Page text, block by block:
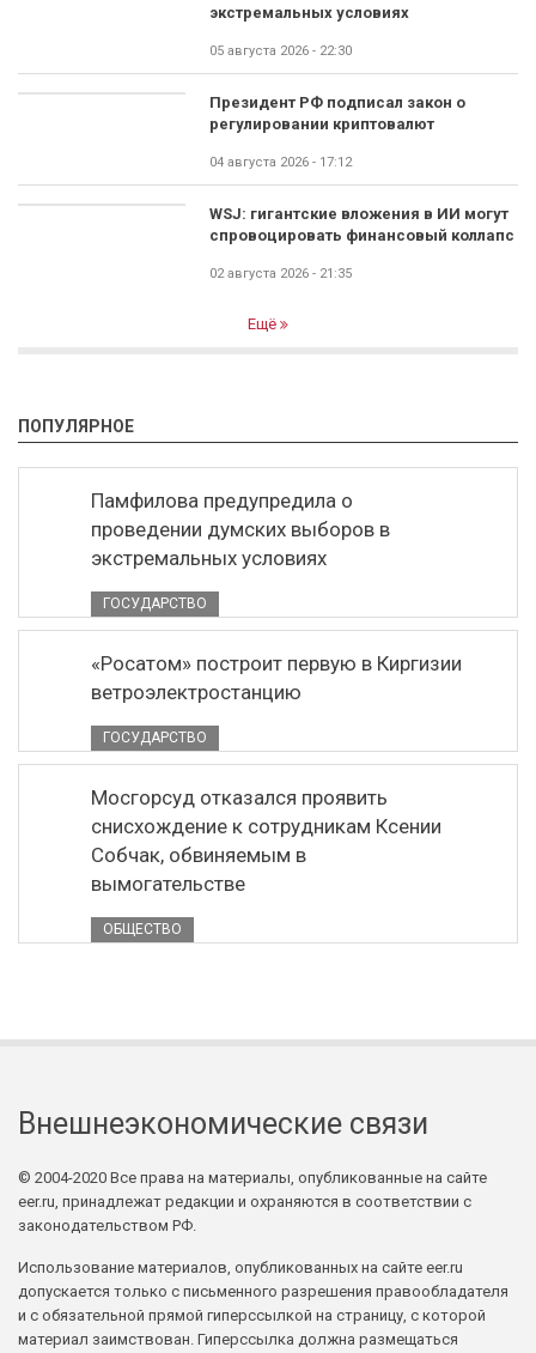
экстремальных условиях
05 августа 2026 - 22:30
Президент РФ подписал закон о
регулировании криптовалют
04 августа 2026 - 17:12
WSJ: гигантские вложения в ИИ могут
спровоцировать финансовый коллапс
02 августа 2026 - 21:35
Ещё
ПОПУЛЯРНОЕ
Памфилова предупредила о
проведении думских выборов в
экстремальных условиях
ГОСУДАРСТВО
«Росатом» построит первую в Киргизии
ветроэлектростанцию
ГОСУДАРСТВО
Мосгорсуд отказался проявить
снисхождение к сотрудникам Ксении
Собчак, обвиняемым в
вымогательстве
ОБЩЕСТВО
Внешнеэкономические связи
© 2004-2020 Все права на материалы, опубликованные на сайте
eer.ru, принадлежат редакции и охраняются в соответствии с
законодательством РФ.
Использование материалов, опубликованных на сайте eer.ru
допускается только с письменного разрешения правообладателя
и с обязательной прямой гиперссылкой на страницу, с которой
материал заимствован. Гиперссылка должна размещаться